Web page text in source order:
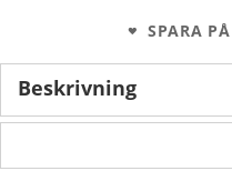
SPARA
Beskrivning